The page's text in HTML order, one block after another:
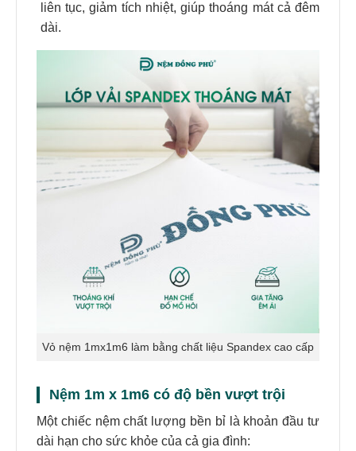
liên tục, giảm tích nhiệt, giúp thoáng mát cả đêm
dài.
Vỏ nệm 1mx1m6 làm bằng chất liệu Spandex cao cấp
Nệm 1m x 1m6 có độ bền vượt trội
Một chiếc nệm chất lượng bền bỉ là khoản đầu tư
dài hạn cho sức khỏe của cả gia đình: